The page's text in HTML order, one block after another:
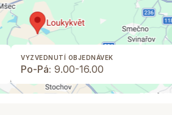
VYZVEDNUTÍ OBJEDNÁVEK
Po-Pá: 9.00-16.00